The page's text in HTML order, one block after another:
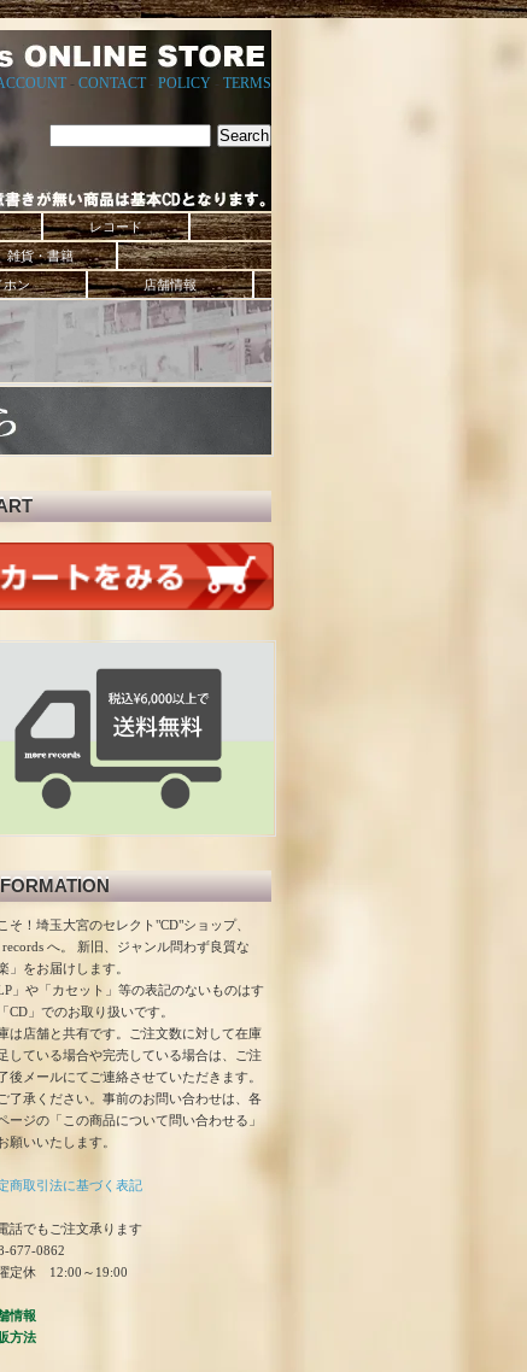
- CONTACT- POLICY TERMS
レコード
雑貨・書籍
ホン 店舗情報
そ！埼玉大宮のセレクト"CD"ショップ、
records へ。 新旧、ジャンル問わず良質な
」をお届けします。
」や「カセット」等の表記のないものはす
CD」でのお取り扱いです。
は店舗と共有です。ご注文数に対して在庫
している場合や完売している場合は、ご注
後メールにてご連絡させていただきます。
了承ください。事前のお問い合わせは、各
ージの「この商品について問い合わせる」
願いいたします。
商取引法に基づく表記
話でもご注文承ります
677-0862
定休 12:00～19:00
情報
方法